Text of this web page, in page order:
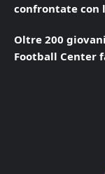
confrontate
Oltre 200
Football Center